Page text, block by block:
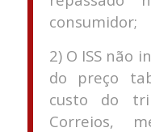
consumidor;
2) O ISS não
do preço
custo do
Correios,